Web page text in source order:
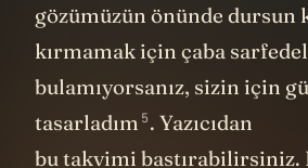
gözümüzün önünde dursun
kırmamak için çaba
bulamıyorsanız, sizin için
tasarladım 5. Yazıcıdan
bu takvimi bastırabilirsiniz.